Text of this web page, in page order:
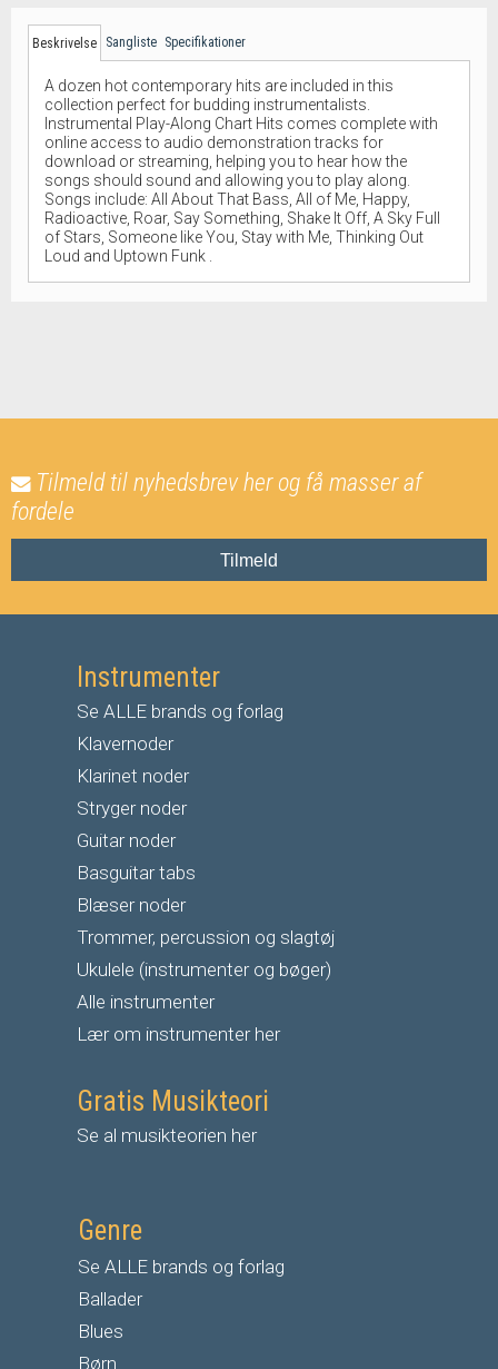
Beskrivelse Sangliste Specifikationer
A dozen hot contemporary hits are included in this
collection perfect for budding instrumentalists.
Instrumental Play-Along Chart Hits comes complete with
online access to audio demonstration tracks for
download or streaming, helping you to hear how the
songs should sound and allowing you to play along.
Songs include: All About That Bass, All of Me, Happy,
Radioactive, Roar, Say Something, Shake It Off, A Sky Full
of Stars, Someone like You, Stay with Me, Thinking Out
Loud and Uptown Funk .
Tilmeld til nyhedsbrev her og få masser af
fordele
Tilmeld
Instrumenter
Se ALLE brands og forlag
Klavernoder
Klarinet noder
Stryger noder
Guitar noder
Basguitar tabs
Blæser noder
Trommer, percussion og slagtøj
Ukulele (instrumenter og bøger)
Alle instrumenter
Lær om instrumenter her
Gratis Musikteori
Se al musikteorien her
Genre
Se ALLE brands og forlag
Ballader
Blues
Børn